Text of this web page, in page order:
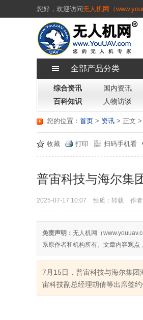
您好， 欢迎访问无人机网（
全部产品分类
综合资讯 国内资讯
百科知识
人物访谈
您的位置： 首页 > 资讯 >
> 正文
收藏 打印 扫码手机看
普宙科技与海尔集
2025-07-17 10:07 性质：转载 作
免责声明： 无人机网（
系原作者和机构所有。文章内容观点
7月15日，普宙科技与海尔集
宙科技副总经理胡倩等出席签约